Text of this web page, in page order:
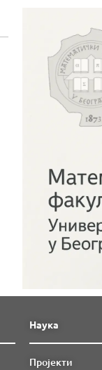
Наука
Пројекти